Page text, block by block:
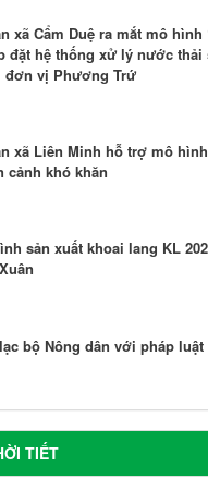
xã Cẩm Duệ ra mắt mô hình
đặt hệ thống xử lý nước
đơn vị Phương Trứ
xã Liên Minh hỗ trợ mô
cảnh khó khăn
sản xuất khoai lang KL
bộ Nông dân với pháp
TIẾT